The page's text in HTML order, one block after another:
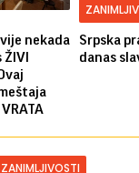
nekada
ŽIVI
Srpska
danas
ZANIMLJIVOSTI